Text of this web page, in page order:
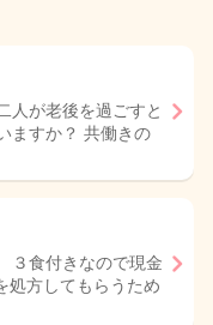
人が老後を過ごすと
ますか？ 共働きの
３食付きなので現金
処方してもらうため